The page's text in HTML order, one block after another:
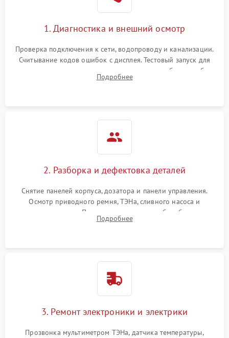
1. Диагностика и внешний осмотр
Проверка подключения к сети, водопроводу и канализации.
Считывание кодов ошибок с дисплея. Тестовый запуск для
выявления посторонних шумов, протечек или сбоев в работе
электронного модуля управления.
Подробнее
2. Разборка и дефектовка деталей
Снятие панелей корпуса, дозатора и панели управления.
Осмотр приводного ремня, ТЭНа, сливного насоса и
амортизаторов. Проверка подшипников барабана и
крестовины на износ, а манжеты люка на разрывы.
Подробнее
3. Ремонт электроники и электрики
Прозвонка мультиметром ТЭНа, датчика температуры,